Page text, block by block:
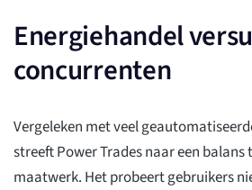
Energiehandel
concurrenten
Vergeleken met veel
streeft Power Trades naar een balans
maatwerk. Het probeert gebruikers